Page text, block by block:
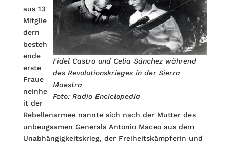
Fidel Castro und Celia Sánchez während
des Revolutionskrieges in der Sierra
Maestra
Foto: Radio Enciclopedia
aus 13
Mitglie
dern
besteh
ende
erste
Fraue
neinhe
it der
Rebellenarmee nannte sich nach der Mutter des
unbeugsamen Generals Antonio Maceo aus dem
Unabhängigkeitskrieg, der Freiheitskämpferin und